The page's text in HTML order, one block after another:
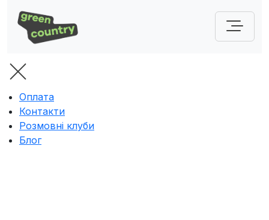
Оплата
Контакти
Розмовні клуби
Блог